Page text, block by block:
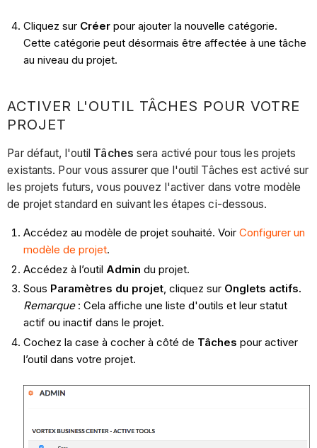
Cliquez sur Créerpour ajouter la nouvelle catégorie.
Cette catégorie peut désormais être affectée à une tâche
au niveau du projet.
ACTIVER L'OUTIL TÂCHES POUR VOTRE
PROJET
Par défaut, l'outil Tâches sera activé pour tous les projets
existants. Pour vous assurer que l'outil Tâches est activé sur
les projets futurs, vous pouvez l'activer dans votre modèle
de projet standard en suivant les étapes ci-dessous.
Accédez au modèle de projet souhaité. Voir Configurer un
modèle de projet.
Accédez à l’outil Admin du projet.
Sous Paramètres du projet, cliquez sur Onglets actifs.
Remarque: Cela affiche une liste d'outils et leur statut
actif ou inactif dans le projet.
Cochez la case à cocher à côté de Tâches pour activer
l’outil dans votre projet.